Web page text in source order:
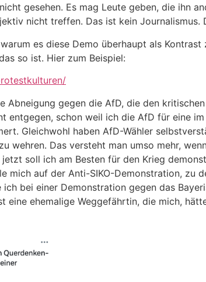
gesehen. Es mag Leute geben, die ihn
nicht treffen. Das ist kein Journalismus.
es diese Demo überhaupt als
so ist. Hier zum Beispiel:
Abneigung gegen die AfD, die den
entgegen, schon weil ich die AfD für eine
Gleichwohl haben AfD-Wähler
wehren. Das versteht man umso mehr,
soll ich am Besten für den Krieg
mich auf der Anti-SIKO-Demonstration, zu
bei einer Demonstration gegen das
eine ehemalige Weggefährtin, die mich,